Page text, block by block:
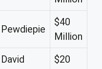
Pewdiepie
$40
Million
David
$20